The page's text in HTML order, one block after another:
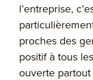
l’entreprise,
proches des
positif à tous
ouverte partout